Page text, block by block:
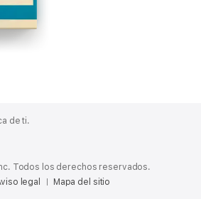
de ti.
Todos los derechos reservados.
legal Mapa del sitio